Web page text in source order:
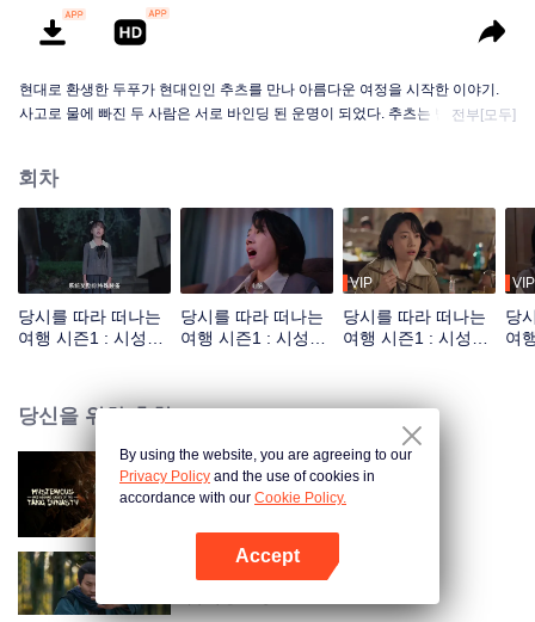
현대로 환생한 두푸가 현대인인 추츠를 만나 아름다운 여정을 시작한 이야기.
사고로 물에 빠진 두 사람은 서로 바인딩 된 운명이 되었다. 추츠는 반드시 두푸
다. 이어지는 여정에서 추츠는 인생의 목표를 다시 찾았고 두푸도 마음의 매듭
을 풀어 진정한 천지와 대의를 찾았다.
전부[모두]
회차
당시를 따라 떠나는
여행 시즌1 : 시성과
당시를 따라 떠나는
여행 시즌1 : 시성과
VIP
당시를 따라 떠나는
여행 시즌1 : 시성과
VIP
당
여
당신을 위한 추천
당대 기이록
By using the website, you are agreeing to our
Privacy Policy and the use of cookies in
accordance with our Cookie Policy.
Accept